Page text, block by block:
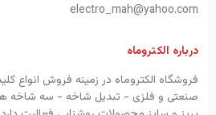
electro_mah@yahoo.com
درباره الکتروماه
فروشگاه الکتروماه در زمینه فروش انواع
صنعتی و فلزی - تبدیل شاخه - سه شاخه